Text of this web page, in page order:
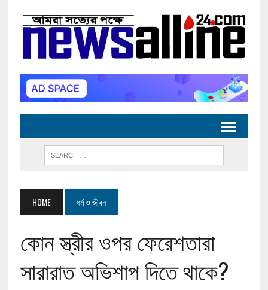
HOME ধর্ম ও জীবন
কোন স্ত্রীর ওপর ফেরেশতারা
সারারাত অভিশাপ দিতে থাকে?